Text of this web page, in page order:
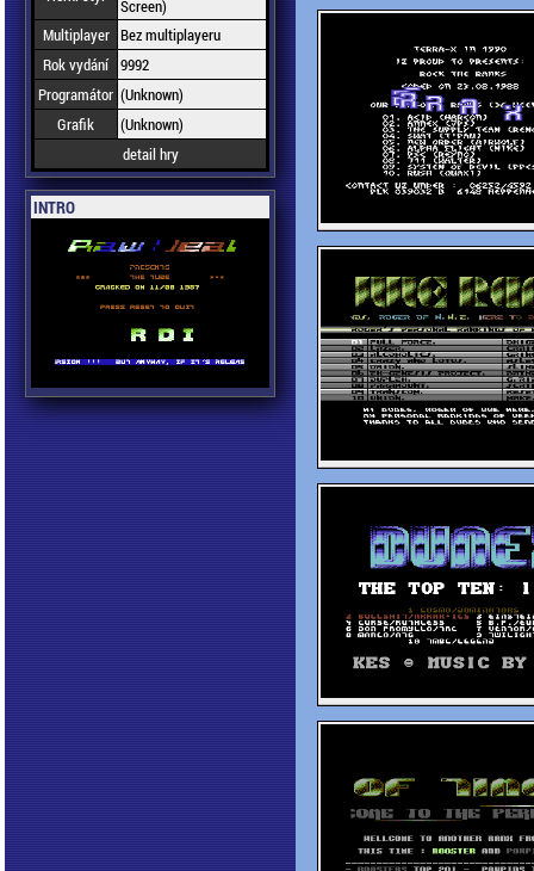
Screen)
Multiplayer Bez multiplayeru
Rok vydání 9992
Programátor (Unknown)
Grafik
(Unknown)
detail hry
INTRO